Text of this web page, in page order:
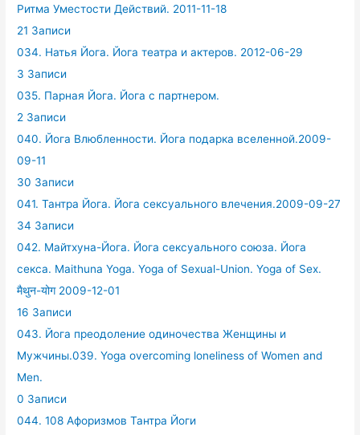
Ритма Уместости Действий. 2011-11-18
21 Записи
034. Натья Йога. Йога театра и актеров. 2012-06-29
3 Записи
035. Парная Йога. Йога с партнером.
2 Записи
040. Йога Влюбленности. Йога подарка вселенной.2009-
09-11
30 Записи
041. Тантра Йога. Йога сексуального влечения.2009-09-27
34 Записи
042. Майтхуна-Йога. Йога сексуального союза. Йога
секса. Maithuna Yoga. Yoga of Sexual-Union. Yoga of Sex.
मैथुन-योग 2009-12-01
16 Записи
043. Йога преодоление одиночества Женщины и
Мужчины.039. Yoga overcoming loneliness of Women and
Men.
0 Записи
044. 108 Афоризмов Тантра Йоги